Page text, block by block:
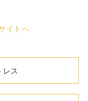
イトへ
レス